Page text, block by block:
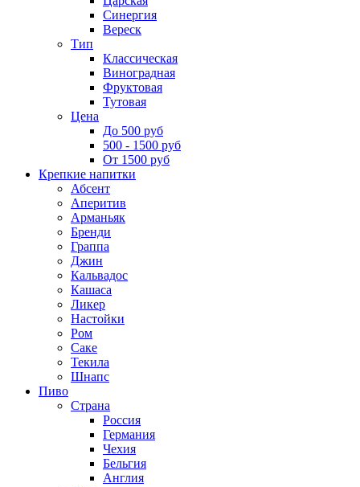
Синергия
Вереск
Тип
Классическая
Виноградная
Фруктовая
Тутовая
Цена
До 500 руб
500 - 1500 руб
От 1500 руб
Крепкие напитки
Абсент
Аперитив
Арманьяк
Бренди
Граппа
Джин
Кальвадос
Кашаса
Ликер
Настойки
Ром
Саке
Текила
Шнапс
Пиво
Страна
Россия
Германия
Чехия
Бельгия
Англия